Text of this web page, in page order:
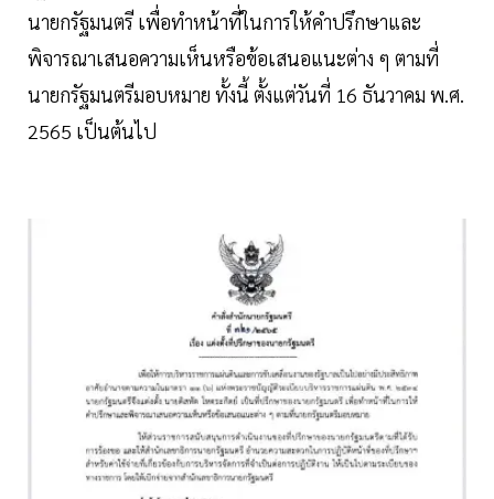
นายกรัฐมนตรี เพื่อทำหน้าที่ในการให้คำปรึกษาและ
พิจารณาเสนอความเห็นหรือข้อเสนอแนะต่าง ๆ ตามที่
นายกรัฐมนตรีมอบหมาย ทั้งนี้ ตั้งแต่วันที่ 16 ธันวาคม พ.ศ.
2565 เป็นต้นไป